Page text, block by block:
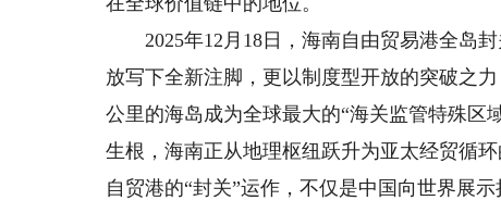
2025年12月18日，海南自由贸易港全岛封
放写下全新注脚，更以制度型开放的突破之
公里的海岛成为全球最大的“海关监管特殊区
生根，海南正从地理枢纽跃升为亚太经贸循
自贸港的“封关”运作，不仅是中国向世界展